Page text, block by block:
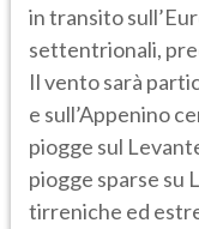
in transito
settentrionali,
Il vento sarà
e sull’Appenino
piogge sul
piogge sparse su
tirreniche ed